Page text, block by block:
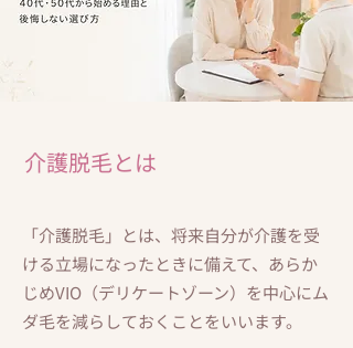
介護脱毛とは
「介護脱毛」とは、将来自分が介護を受
ける立場になったときに備えて、あらか
じめVIO（デリケートゾーン）を中心にム
ダ毛を減らしておくことをいいます。